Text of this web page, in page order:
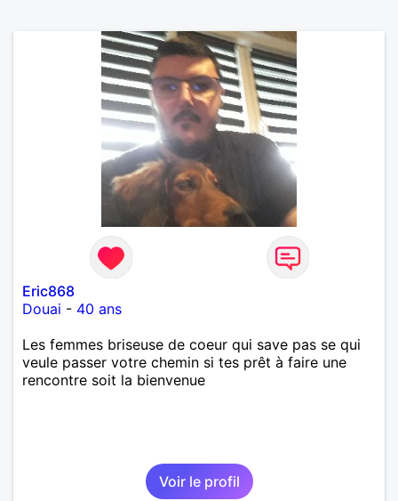
Eric868
Douai - 40 ans
Les femmes briseuse de coeur qui save pas se qui
veule passer votre chemin si tes prêt à faire une
rencontre soit la bienvenue
Voir le profil